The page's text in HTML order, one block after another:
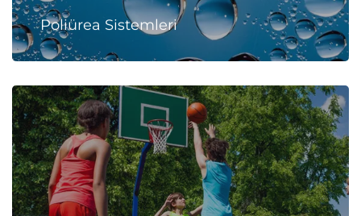
Poliürea Sistemleri